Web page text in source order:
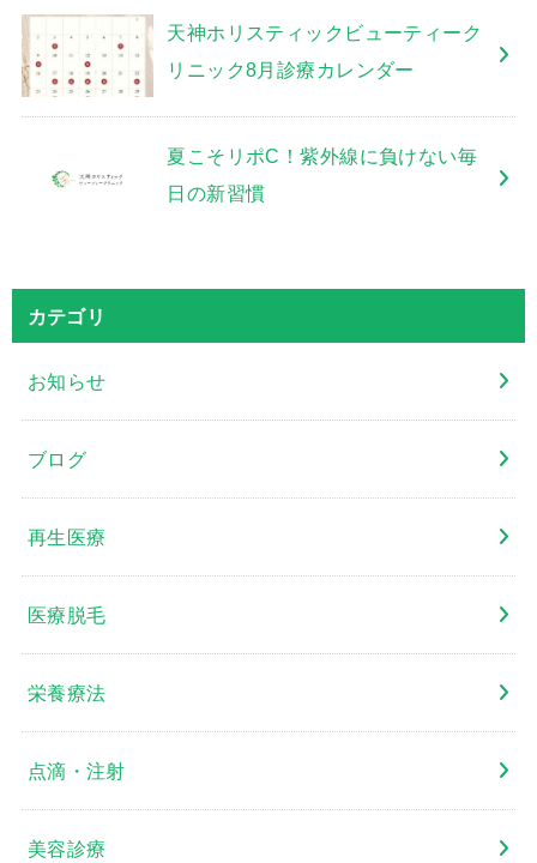
天神ホリスティックビューティーク
リニック8月診療カレンダー
夏こそリポC！紫外線に負けない毎
日の新習慣
カテゴリ
お知らせ
ブログ
再生医療
医療脱毛
栄養療法
点滴・注射
美容診療